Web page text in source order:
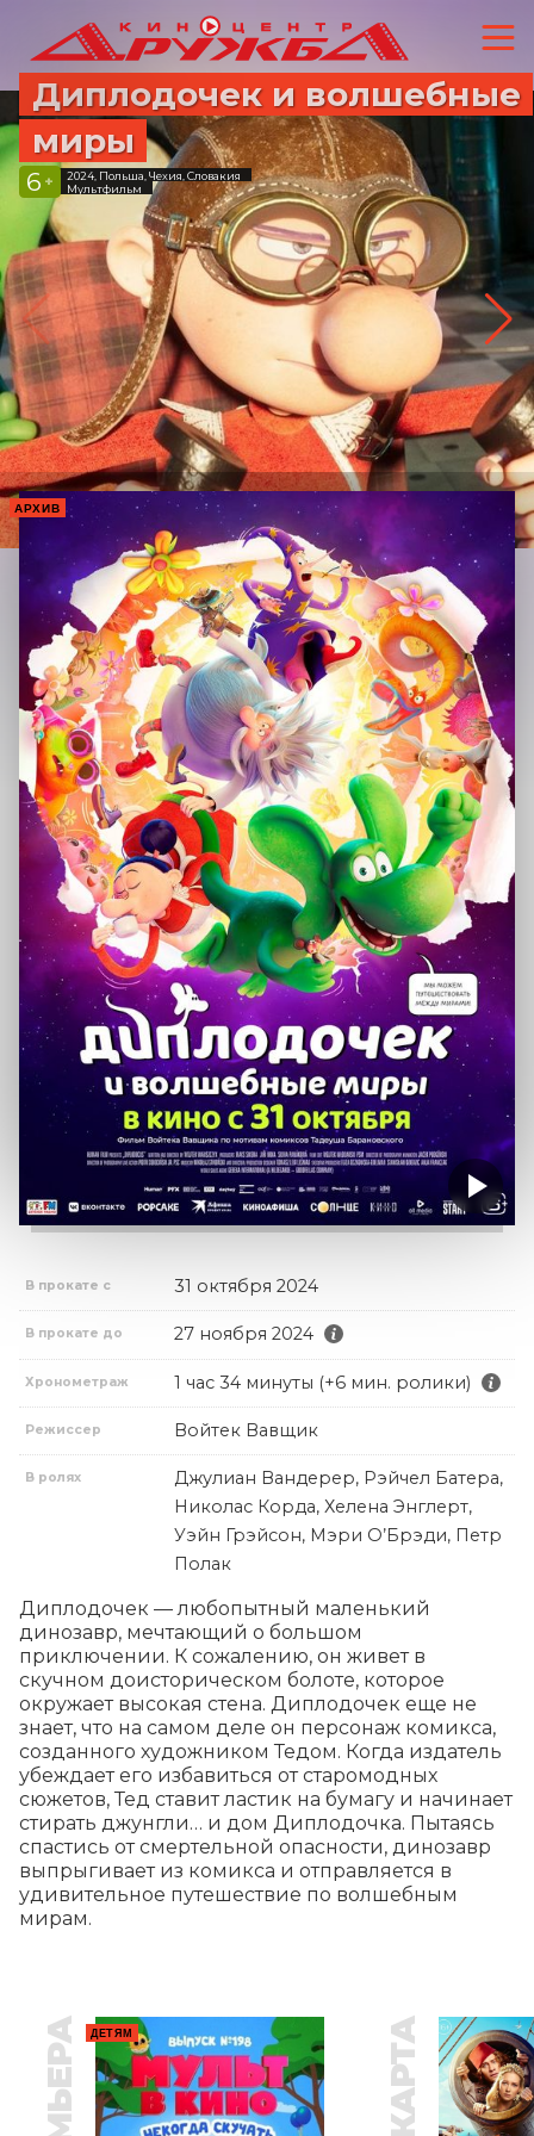
Диплодочек и волшебные
миры
6 +
2024, Польша, Чехия, Словакия
Мультфильм
АРХИВ
В прокате с 31 октября 2024
В прокате до 27 ноября 2024
Хронометраж 1 час 34 минуты (+6 мин. ролики)
Режиссер Войтек Вавщик
В ролях
Джулиан Вандерер, Рэйчел Батера,
Николас Корда, Хелена Энглерт,
Уэйн Грэйсон, Мэри О’Брэди, Петр
Полак
Диплодочек — любопытный маленький
динозавр, мечтающий о большом
приключении. К сожалению, он живет в
скучном доисторическом болоте, которое
окружает высокая стена. Диплодочек еще не
знает, что на самом деле он персонаж комикса,
созданного художником Тедом. Когда издатель
убеждает его избавиться от старомодных
сюжетов, Тед ставит ластик на бумагу и начинает
стирать джунгли… и дом Диплодочка. Пытаясь
спастись от смертельной опасности, динозавр
выпрыгивает из комикса и отправляется в
удивительное путешествие по волшебным
мирам.
ДЕТЯМ